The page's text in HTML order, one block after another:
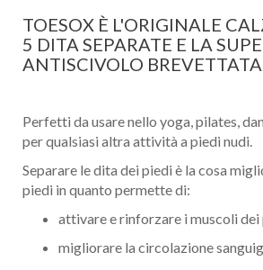
TOESOX È L'ORIGINALE
5 DITA SEPARATE E LA
ANTISCIVOLO
Perfetti da usare nello yoga, pilates,
per qualsiasi altra attività a piedi nudi.
Separare le dita dei piedi è la cosa
piedi in quanto permette di:
attivare e rinforzare i muscoli dei
migliorare la circolazione